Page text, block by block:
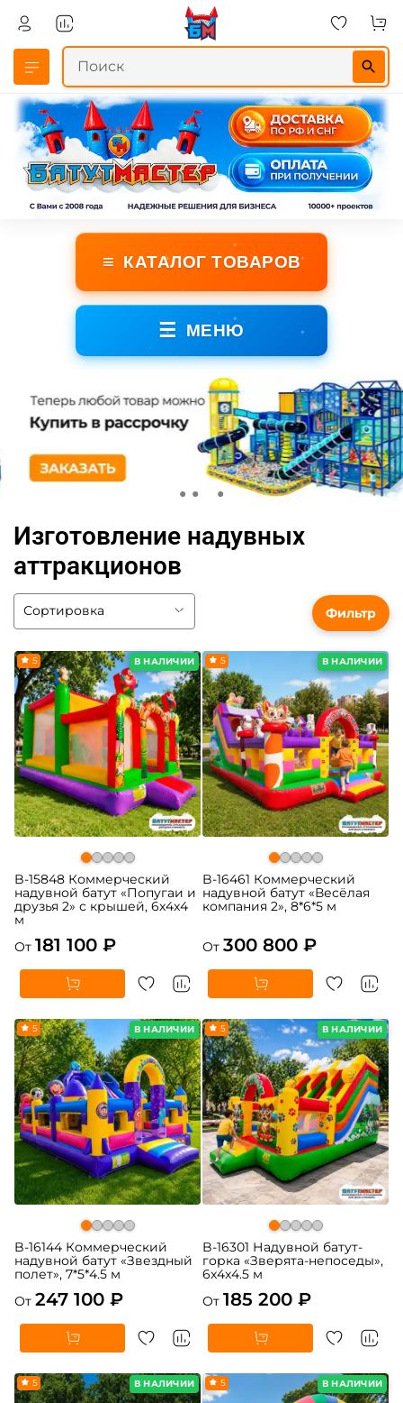
≡ КАТАЛОГ ТОВАРОВ
☰ МЕНЮ
Изготовление надувных
аттракционов
В НАЛИЧИИ
5
B-15848 Коммерческий
надувной батут «Попугаи и
друзья 2» с крышей, 6x4x4
м
От 181 100 ₽
В НАЛИЧИИ
5
B-16461 Коммерческий
надувной батут «Весёлая
компания 2», 8*6*5 м
От 300 800 ₽
В НАЛИЧИИ
5
B-16144 Коммерческий
надувной батут «Звездный
полет», 7*5*4.5 м
От 247 100 ₽
В НАЛИЧИИ
5
B-16301 Надувной батут-
горка «Зверята-непоседы»,
6x4x4.5 м
От 185 200 ₽
В НАЛИЧИИ
5 В НАЛИЧИИ
5
Фильтр